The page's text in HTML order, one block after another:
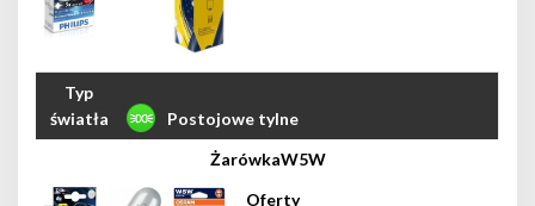
Postojowe tylne
W5W